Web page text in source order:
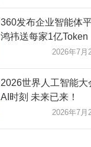
360发布企业智能体
鸿祎送每家1亿Token
2026年7月
2026世界人工智能大
AI时刻 未来已来！
2026年7月